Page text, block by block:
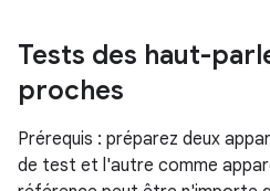
Tests des haut-
proches
Prérequis : préparez deux
de test et l'autre comme